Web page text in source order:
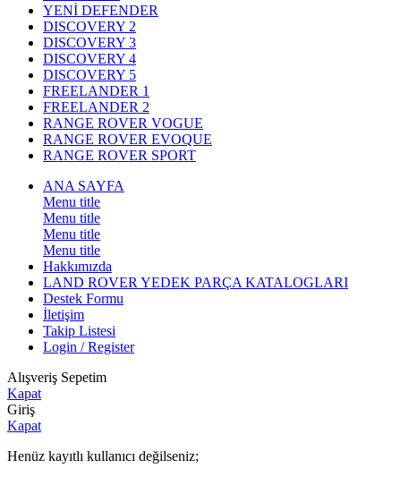
YENİ DEFENDER
DISCOVERY 2
DISCOVERY 3
DISCOVERY 4
DISCOVERY 5
FREELANDER 1
FREELANDER 2
RANGE ROVER VOGUE
RANGE ROVER EVOQUE
RANGE ROVER SPORT
ANA SAYFA
Menu title
Menu title
Menu title
Menu title
Hakkımızda
LAND ROVER YEDEK PARÇA KATALOGLARI
Destek Formu
İletişim
Takip Listesi
Login / Register
Alışveriş Sepetim
Kapat
Giriş
Kapat
Henüz kayıtlı kullanıcı değilseniz;